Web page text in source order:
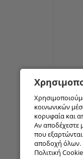
418
135...
κοινωνικών
κορυφαία και
Αν αποδέχεστε
που εξαρτώνται
αποδοχή όλων.
Πολιτική